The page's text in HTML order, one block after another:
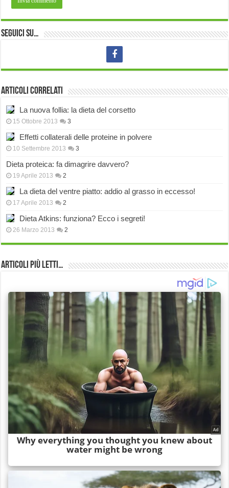
Seguici su…
Articoli correlati
La nuova follia: la dieta del corsetto
15 Ottobre 2013 3
Effetti collaterali delle proteine in polvere
10 Settembre 2013 3
Dieta proteica: fa dimagrire davvero?
19 Aprile 2013 2
La dieta del ventre piatto: addio al grasso in eccesso!
17 Aprile 2013 2
Dieta Atkins: funziona? Ecco i segreti!
26 Marzo 2013 2
Articoli più Letti…